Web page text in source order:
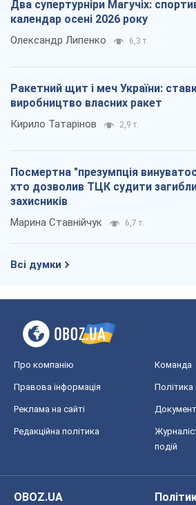
Два супертурніри Магучіх:
календар осені 2026 року
Олександр Липенко 6,3 т.
Ракетний щит і меч України:
виробництво власних ракет
Кирило Татарінов 2,9 т.
Посмертна "презумпція
хто дозволив ТЦК судити
захисників
Марина Ставнійчук 6,7 т.
Всі думки
Про компанію Команда
Правова інформація Політика
Реклама на сайті
Редакційна політика
подій
OBOZ.UA